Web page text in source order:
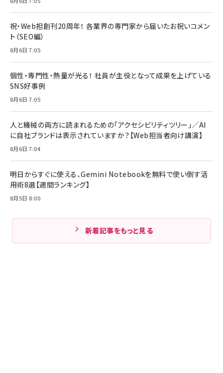
祝・Web担創刊20周年！ 各業界の専門家から届いたお祝いコメン
ト（SEO編）
8月6日 7:05
個性・専門性・熱量が光る！ 社員が主役となって成果を上げている
SNS好事例
8月6日 7:05
人と機械の両方に読まれるための「アクセシビリティツリー」／AI
に自社ブランドは表示されていますか？【Web担当者向け講演】
8月6日 7:04
明日からすぐに使える、Gemini Notebookを無料で使い倒す活
用術8選【週間ランキング】
8月5日 8:00
新着記事をもっと見る